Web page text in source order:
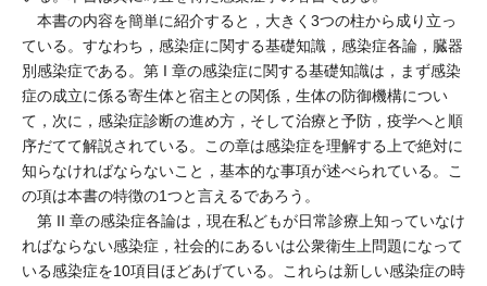
本書の内容を簡単に紹介すると，大きく3つの柱から成り立っ
ている。すなわち，感染症に関する基礎知識，感染症各論，臓器
別感染症である。第 I 章の感染症に関する基礎知識は，まず感染
症の成立に係る寄生体と宿主との関係，生体の防御機構につい
て，次に，感染症診断の進め方，そして治療と予防，疫学へと順
序だてて解説されている。この章は感染症を理解する上で絶対に
知らなければならないこと，基本的な事項が述べられている。こ
の項は本書の特徴の1つと言えるであろう。
第 II 章の感染症各論は，現在私どもが日常診療上知っていなけ
ればならない感染症，社会的にあるいは公衆衛生上問題になって
いる感染症を10項目ほどあげている。これらは新しい感染症の時